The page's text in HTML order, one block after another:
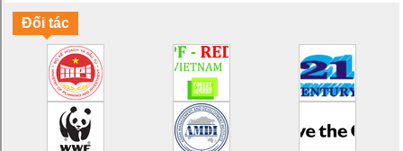
Biến đổi khí hậu và một tương lai lạc quan
100% năng lượng tái tạo
Mục tiêu cho khí hậu và năng lượng của EU vào năm 2030
Hãy tiết kiệm năng lượng!
Bạn có hiểu đúng về biến đổi khí hậu?
Ngày Đại dương Thế giới 2016: Lời hứa với đại dương
Thế giới đại dương trên tranh vẽ
Hổ: Tôi không phải tấm thảm!
Những chú voi: Tôi không phải đồ rẻ tiền!
Đối tác